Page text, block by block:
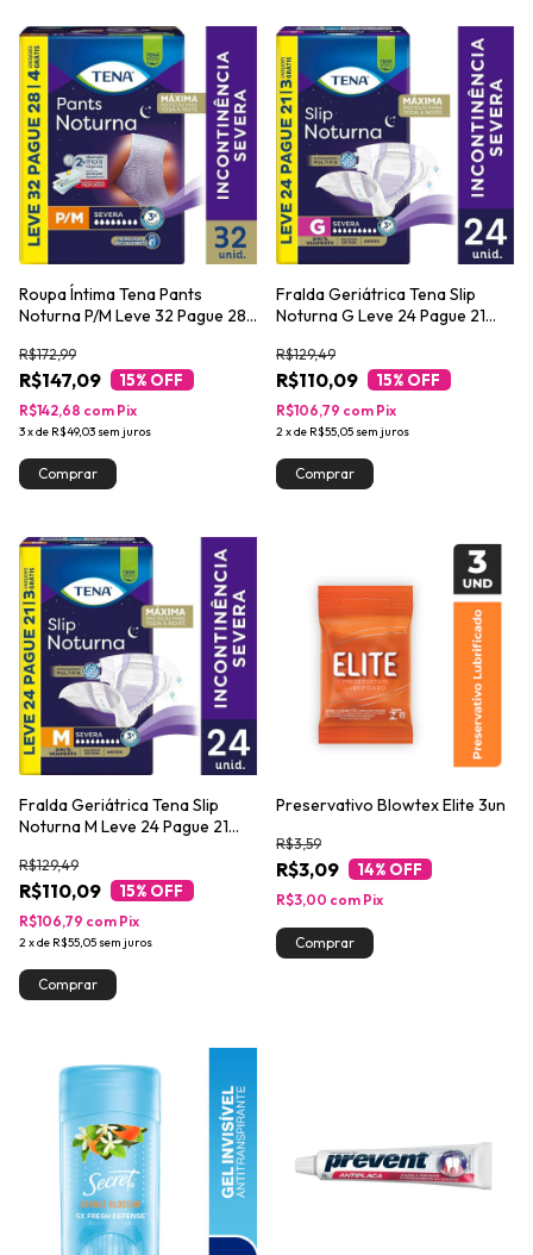
Roupa Íntima Tena Pants
Noturna P/M Leve 32 Pague 28
R$147,09
R$172,99
15% OFF
3xde R$49,03 sem juros
R$142,68 com Pix
Fralda Geriátrica Tena Slip
Noturna G Leve 24 Pague 21
R$110,09
R$129,49
15% OFF
2xde R$55,05 sem juros
R$106,79 com Pix
Fralda Geriátrica Tena Slip
Noturna M Leve 24 Pague 21
R$110,09
R$129,49
15% OFF
2xde R$55,05 sem juros
R$106,79 com Pix
Preservativo Blowtex Elite 3un
R$3,09
R$3,59
14% OFF
R$3,00 com Pix